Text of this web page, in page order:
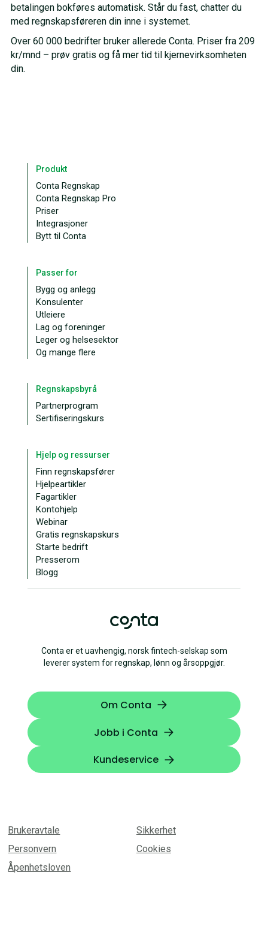
betalingen bokføres automatisk. Står du fast, chatter du
med regnskapsføreren din inne i systemet.
Over 60 000 bedrifter bruker allerede Conta. Priser fra 209
kr/mnd – prøv gratis og få mer tid til kjernevirksomheten
din.
Conta er et uavhengig, norsk fintech-selskap som
leverer system for regnskap, lønn og årsoppgjør.
Om Conta
Jobb i Conta
Kundeservice
Produkt
Conta Regnskap
Conta Regnskap Pro
Priser
Integrasjoner
Bytt til Conta
Passer for
Bygg og anlegg
Konsulenter
Utleiere
Lag og foreninger
Leger og helsesektor
Og mange flere
Regnskapsbyrå
Partnerprogram
Sertifiseringskurs
Hjelp og ressurser
Finn regnskapsfører
Hjelpeartikler
Fagartikler
Kontohjelp
Webinar
Gratis regnskapskurs
Starte bedrift
Presserom
Blogg
Brukeravtale
Sikkerhet
Personvern
Cookies
Åpenhetsloven